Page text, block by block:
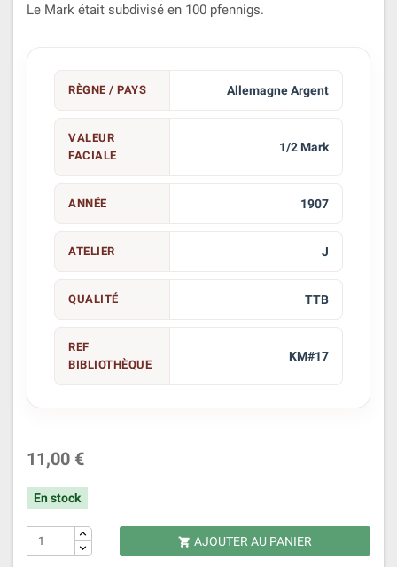
Le Mark était subdivisé en 100 pfennigs.
RÈGNE / PAYS Allemagne Argent
VALEUR
FACIALE
1/2 Mark
ANNÉE 1907
ATELIER J
QUALITÉ TTB
REF
BIBLIOTHÈQUE
KM#17
11,00 €
En stock
 AJOUTER AU PANIER